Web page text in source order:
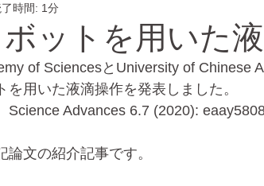
分析
ス エレクトロスプレー
ットを用いた
時間: 1分
of SciencesとUniversity of Chinese
を用いた液滴操作を発表しました。
Science Advances 6.7 (2020):
論文の紹介記事です。